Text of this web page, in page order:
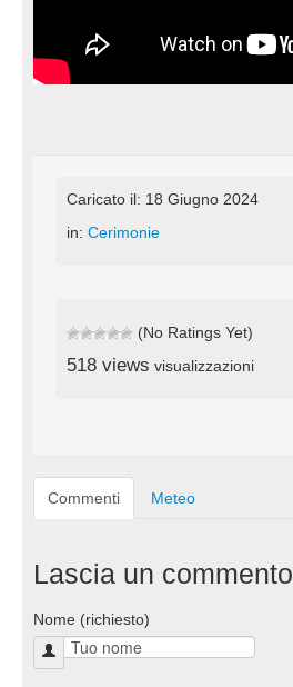
Caricato il: 18 Giugno 2024
in: Cerimonie
(No Ratings Yet)
518 views visualizzazioni
Commenti Meteo
Lascia un commento
Nome (richiesto)